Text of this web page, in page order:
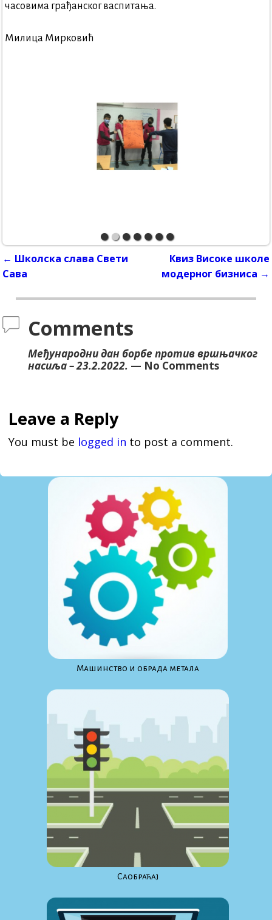
часовима грађанског васпитања.
Милица Мирковић
Post navigation
← Школска слава Свети
Сава
Квиз Високе школе
модерног бизниса →
Comments
Међународни дан борбе против вршњачког
насиља – 23.2.2022. — No Comments
Leave a Reply
You must be logged in to post a comment.
Maшинство и обрада метала
Саобраћај